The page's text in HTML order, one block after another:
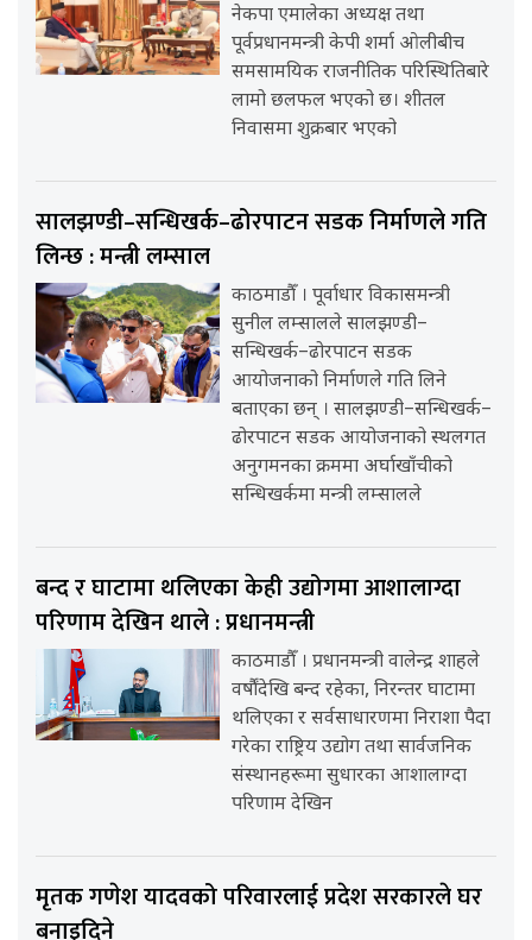
नेकपा एमालेका अध्यक्ष तथा
पूर्वप्रधानमन्त्री केपी शर्मा ओलीबीच
समसामयिक राजनीतिक परिस्थितिबारे
लामो छलफल भएको छ। शीतल
निवासमा शुक्रबार भएको
सालझण्डी–सन्धिखर्क–ढोरपाटन सडक निर्माणले गति
लिन्छ : मन्त्री लम्साल
काठमाडौँ । पूर्वाधार विकासमन्त्री
सुनील लम्सालले सालझण्डी–
सन्धिखर्क–ढोरपाटन सडक
आयोजनाको निर्माणले गति लिने
बताएका छन् । सालझण्डी–सन्धिखर्क–
ढोरपाटन सडक आयोजनाको स्थलगत
अनुगमनका क्रममा अर्घाखाँचीको
सन्धिखर्कमा मन्त्री लम्सालले
बन्द र घाटामा थलिएका केही उद्योगमा आशालाग्दा
परिणाम देखिन थाले : प्रधानमन्त्री
काठमाडौँ । प्रधानमन्त्री वालेन्द्र शाहले
वर्षौंदेखि बन्द रहेका, निरन्तर घाटामा
थलिएका र सर्वसाधारणमा निराशा पैदा
गरेका राष्ट्रिय उद्योग तथा सार्वजनिक
संस्थानहरूमा सुधारका आशालाग्दा
परिणाम देखिन
मृतक गणेश यादवको परिवारलाई प्रदेश सरकारले घर
बनाइदिने